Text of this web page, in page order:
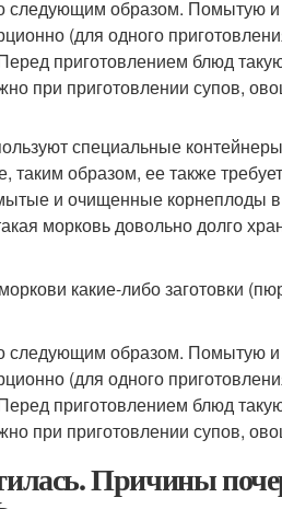
следующим образом. Помытую
(для одного
приготовлением блюд
при приготовлении супов,
специальные
таким образом, ее также
и очищенные корнеплоды
морковь довольно долго
какие-либо заготовки
следующим образом. Помытую
(для одного
приготовлением блюд
при приготовлении супов,
Причины